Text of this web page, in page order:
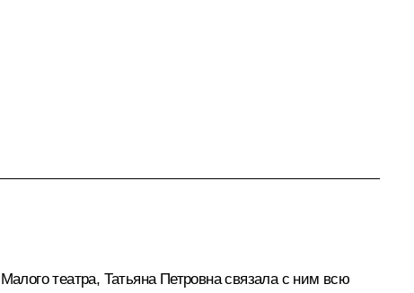
театра, Татьяна Петровна связала с ним всю